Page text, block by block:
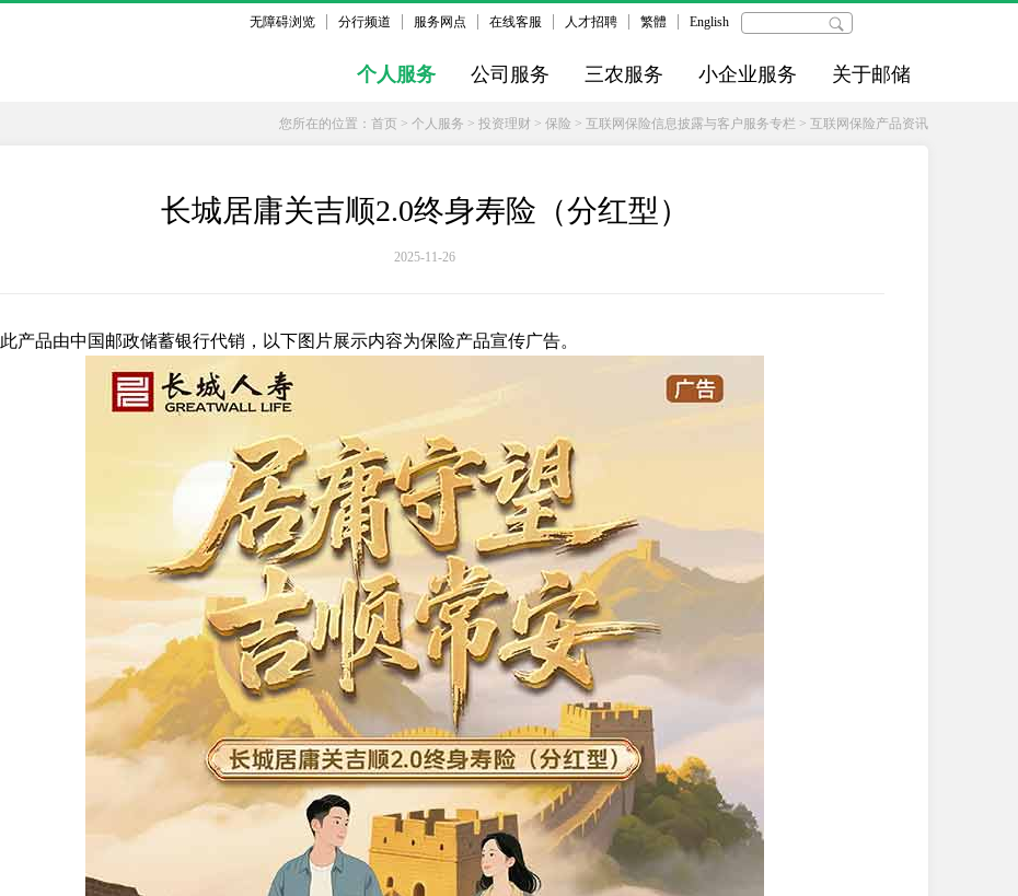
无障碍浏览 分行频道 服务网点 在线客服 人才招聘 繁體 English
个人服务 公司服务 三农服务 小企业服务 关于邮储
您所在的位置： 首页 > 个人服务 > 投资理财 > 保险 > 互联网保险信息披露与客户服务专栏 > 互联网保险产品资讯
长城居庸关吉顺2.0终身寿险（分红型）
2025-11-26
此产品由中国邮政储蓄银行代销，以下图片展示内容为保险产品宣传广告。